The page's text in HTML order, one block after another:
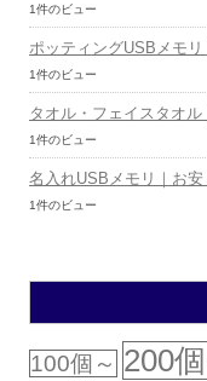
1件のビュー
ポッティングUSBメモリ
1件のビュー
タオル・フェイスタオ
1件のビュー
名入れUSBメモリ｜お安
1件のビュー
100個～ 200